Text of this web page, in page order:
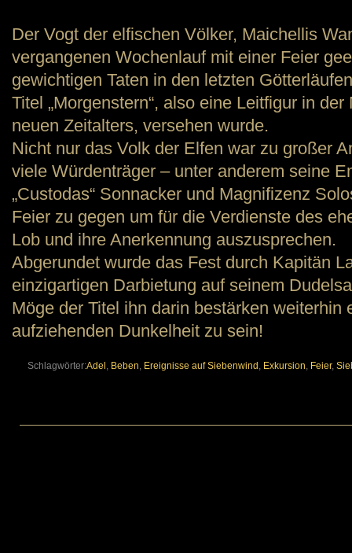
Der Vogt der elfischen Völker, Maichellis
vergangenen Wochenlauf mit einer Feier
gewichtigen Taten in den letzten
Titel „Morgenstern“, also eine Leitfigur in
neuen Zeitalters, versehen wurde.
Nicht nur das Volk der Elfen war zu großer
viele Würdenträger – unter anderem seine
„Custodas“ Sonnacker und Magnifizenz
Feier zu gegen um für die Verdienste des
Lob und ihre Anerkennung auszusprechen.
Abgerundet wurde das Fest durch Kapitän
einzigartigen Darbietung auf seinem
Möge der Titel ihn darin bestärken weiterhin
aufziehenden Dunkelheit zu sein!
Schlagwörter:Adel , Beben, Ereignisse auf Siebenwind , Exkursion, Feier,